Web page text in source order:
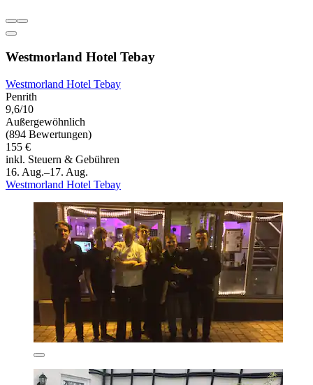
Westmorland Hotel Tebay
Westmorland Hotel Tebay
Penrith
9,6/10
Außergewöhnlich
(894 Bewertungen)
155 €
inkl. Steuern & Gebühren
16. Aug.–17. Aug.
Westmorland Hotel Tebay